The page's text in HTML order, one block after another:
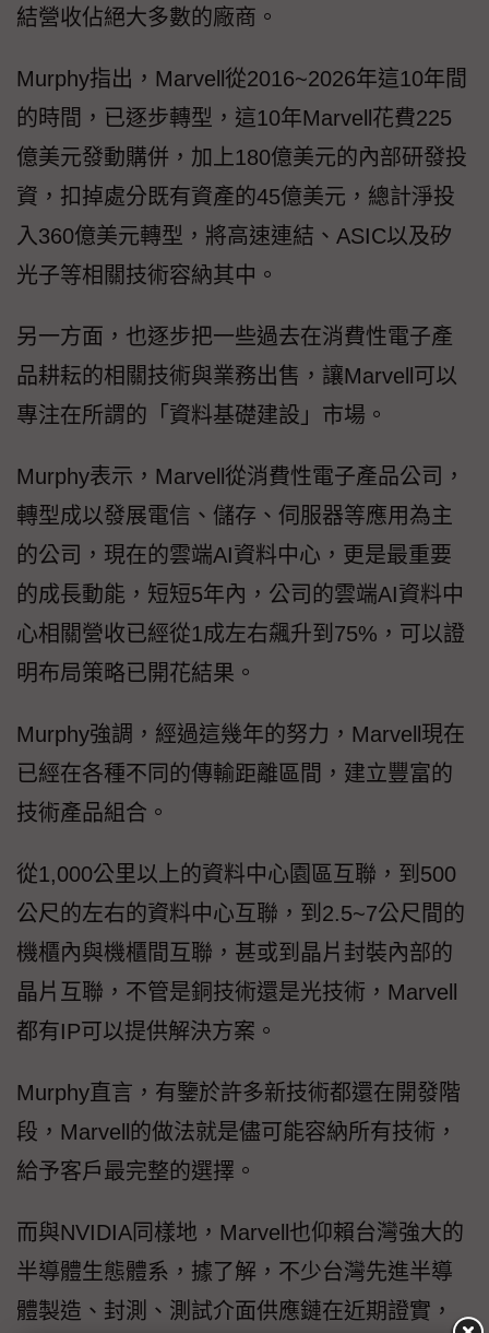
結營收佔絕大多數的廠商。
Murphy指出，Marvell從2016~2026年這10年間
的時間，已逐步轉型，這10年Marvell花費225
億美元發動購併，加上180億美元的內部研發投
資，扣掉處分既有資產的45億美元，總計淨投
入360億美元轉型，將高速連結、ASIC以及矽
光子等相關技術容納其中。
另一方面，也逐步把一些過去在消費性電子產
品耕耘的相關技術與業務出售，讓Marvell可以
專注在所謂的「資料基礎建設」市場。
Murphy表示，Marvell從消費性電子產品公司，
轉型成以發展電信、儲存、伺服器等應用為主
的公司，現在的雲端AI資料中心，更是最重要
的成長動能，短短5年內，公司的雲端AI資料中
心相關營收已經從1成左右飆升到75%，可以證
明布局策略已開花結果。
Murphy強調，經過這幾年的努力，Marvell現在
已經在各種不同的傳輸距離區間，建立豐富的
技術產品組合。
從1,000公里以上的資料中心園區互聯，到500
公尺的左右的資料中心互聯，到2.5~7公尺間的
機櫃內與機櫃間互聯，甚或到晶片封裝內部的
晶片互聯，不管是銅技術還是光技術，Marvell
都有IP可以提供解決方案。
Murphy直言，有鑒於許多新技術都還在開發階
段，Marvell的做法就是儘可能容納所有技術，
給予客戶最完整的選擇。
而與NVIDIA同樣地，Marvell也仰賴台灣強大的
半導體生態體系，據了解，不少台灣先進半導
體製造、封測、測試介面供應鏈在近期證實，